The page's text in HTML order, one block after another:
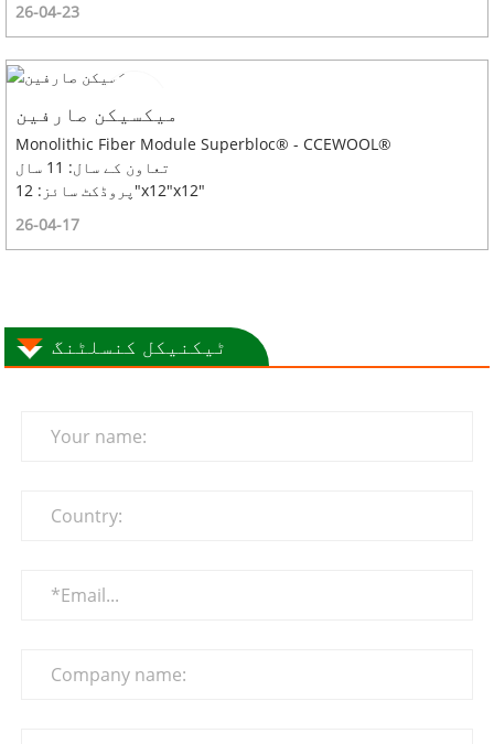
26-04-23
میکسیکن صارفین
Monolithic Fiber Module Superbloc® - CCEWOOL®
تعاون کے سال: 11 سال
پروڈکٹ سائز: 12"x12"x12"
26-04-17
ٹیکنیکل کنسلٹنگ